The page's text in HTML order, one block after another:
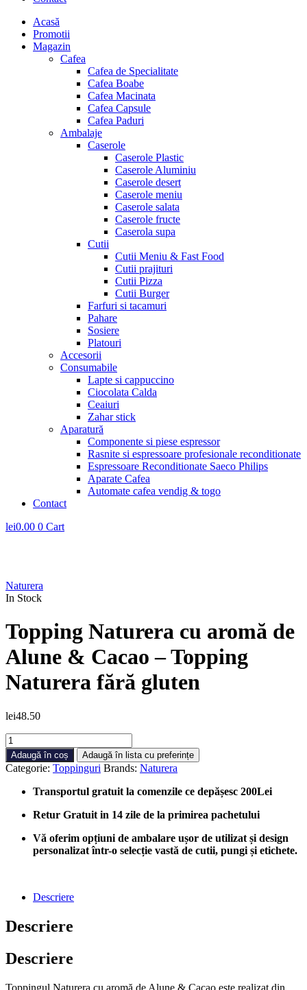
Menu
Acasă
Promotii
Magazin
Cafea
Cafea de Specialitate
Cafea Boabe
Cafea Macinata
Cafea Capsule
Cafea Paduri
Ambalaje
Caserole
Caserole Plastic
Caserole Aluminiu
Caserole desert
Caserole meniu
Caserole salata
Caserole fructe
Caserola supa
Cutii
Cutii Meniu & Fast Food
Cutii prajituri
Cutii Pizza
Cutii Burger
Farfuri si tacamuri
Pahare
Sosiere
Platouri
Accesorii
Consumabile
Lapte si cappuccino
Ciocolata Calda
Ceaiuri
Zahar stick
Aparatură
Componente si piese espressor
Rasnite si espressoare profesionale reconditionate
Espressoare Reconditionate Saeco Philips
Aparate Cafea
Automate cafea vendig & togo
Contact
lei0.00 0 Cart
Naturera
In Stock
Topping Naturera cu aromă de
Alune & Cacao – Topping
Naturera fără gluten
lei48.50
Cantitate
Topping
Naturera
cu
aromă
Alune
Cacao
gluten
Adaugă în coș Adaugă în lista cu preferințe
Categorie: Toppinguri Brands: Naturera
Transportul gratuit la comenzile ce depășesc 200Lei
Retur Gratuit in 14 zile de la primirea pachetului
Vă oferim opțiuni de ambalare ușor de utilizat și design
personalizat într-o selecție vastă de cutii, pungi și etichete.
Descriere
Descriere
Descriere
Toppingul Naturera cu aromă de Alune & Cacao este realizat din